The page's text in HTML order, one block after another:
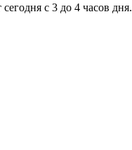
с 3 до 4 часов дня.